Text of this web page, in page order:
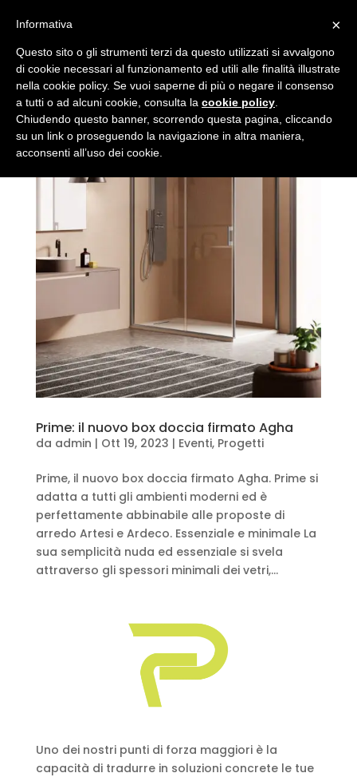
Prime: il nuovo box doccia firmato Agha
da admin | Ott 19, 2023 | Eventi, Progetti
Prime, il nuovo box doccia firmato Agha. Prime si
adatta a tutti gli ambienti moderni ed è
perfettamente abbinabile alle proposte di
arredo Artesi e Ardeco. Essenziale e minimale La
sua semplicità nuda ed essenziale si svela
attraverso gli spessori minimali dei vetri,...
Uno dei nostri punti di forza maggiori è la
capacità di tradurre in soluzioni concrete le tue
×
Informativa
Questo sito o gli strumenti terzi da questo utilizzati si avvalgono
di cookie necessari al funzionamento ed utili alle finalità illustrate
nella cookie policy. Se vuoi saperne di più o negare il consenso
a tutti o ad alcuni cookie, consulta la cookie policy
Chiudendo questo banner, scorrendo questa pagina, cliccando
su un link o proseguendo la navigazione in altra maniera,
acconsenti all’uso dei cookie.